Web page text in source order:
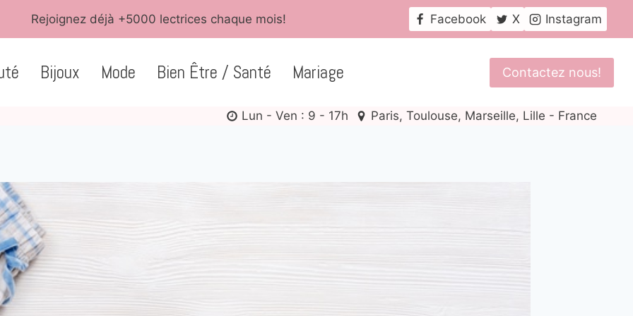
Rejoignez déjà +5000 lectrices chaque mois! Facebook X Instagram
Bijoux Mode Bien Être / Santé Mariage Contactez nous!
Lun - Ven : 9 - 17h Paris, Toulouse, Marseille, Lille - France